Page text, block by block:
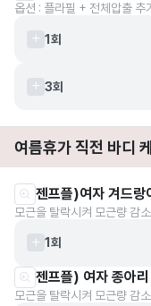
옵션 : 플라필 + 전체압출
1회
3회
여름휴가 직전 바디
젠프플)여자 겨드
모근을 탈락시켜 모근량 감소
1회
젠프플) 여자 종아
모근을 탈락시켜 모근량 감소